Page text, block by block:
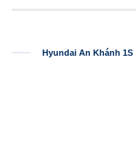
Hyundai An Khánh 1S